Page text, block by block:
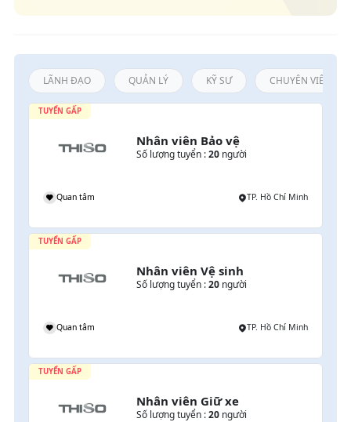
LÃNH ĐẠO QUẢN LÝ KỸ SƯ CHUYÊN VIÊN /
Nhân viên Bảo vệ
Số lượng tuyển :20người
Quan tâm TP. Hồ Chí Minh
TUYỂN GẤP
Nhân viên Vệ sinh
Số lượng tuyển :20người
Quan tâm TP. Hồ Chí Minh
TUYỂN GẤP
Nhân viên Giữ xe
Số lượng tuyển :20người
TUYỂN GẤP